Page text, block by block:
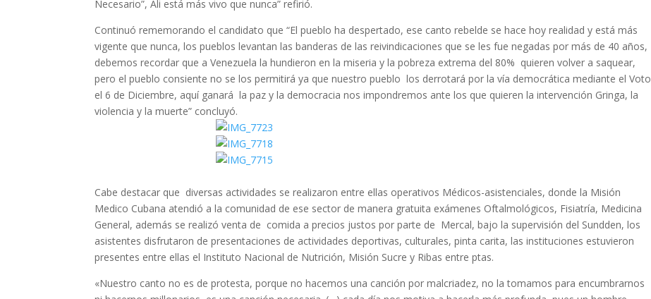
Necesario”, Ali está más vivo que nunca” refirió.
Continuó rememorando el candidato que “El pueblo ha despertado, ese canto rebelde se hace hoy realidad y está más
vigente que nunca, los pueblos levantan las banderas de las reivindicaciones que se les fue negadas por más de 40 años,
debemos recordar que a Venezuela la hundieron en la miseria y la pobreza extrema del 80% quieren volver a saquear,
pero el pueblo consiente no se los permitirá ya que nuestro pueblo los derrotará por la vía democrática mediante el Voto
el 6 de Diciembre, aquí ganará la paz y la democracia nos impondremos ante los que quieren la intervención Gringa, la
violencia y la muerte” concluyó.
Cabe destacar que diversas actividades se realizaron entre ellas operativos Médicos-asistenciales, donde la Misión
Medico Cubana atendió a la comunidad de ese sector de manera gratuita exámenes Oftalmológicos, Fisiatría, Medicina
General, además se realizó venta de comida a precios justos por parte de Mercal, bajo la supervisión del Sundden, los
asistentes disfrutaron de presentaciones de actividades deportivas, culturales, pinta carita, las instituciones estuvieron
presentes entre ellas el Instituto Nacional de Nutrición, Misión Sucre y Ribas entre ptas.
«Nuestro canto no es de protesta, porque no hacemos una canción por malcriadez, no la tomamos para encumbrarnos